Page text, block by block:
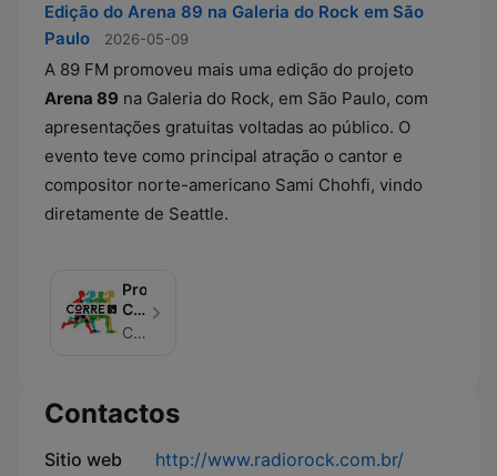
Edição do Arena 89 na Galeria do Rock em São
Paulo
2026-05-09
A 89 FM promoveu mais uma edição do projeto
Arena 89 na Galeria do Rock, em São Paulo, com
apresentações gratuitas voltadas ao público. O
evento teve como principal atração o cantor e
compositor norte-americano Sami Chohfi, vindo
diretamente de Seattle.
Programa
Corre
89Corre 89
Contactos
Sitio web
http://www.radiorock.com.br/